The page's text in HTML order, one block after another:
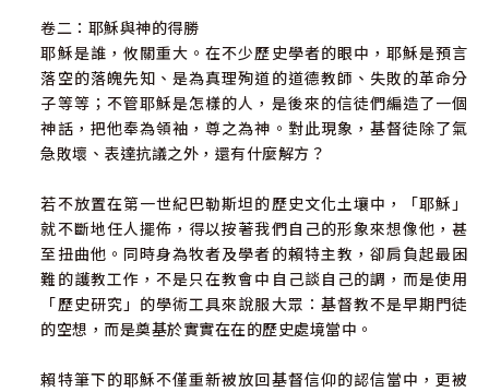
卷二：耶穌與神的得勝
耶穌是誰，攸關重大。在不少歷史學者的眼中，耶穌是預言
落空的落魄先知、是為真理殉道的道德教師、失敗的革命分
子等等；不管耶穌是怎樣的人，是後來的信徒們編造了一個
神話，把他奉為領袖，尊之為神。對此現象，基督徒除了氣
急敗壞、表達抗議之外，還有什麼解方？
若不放置在第一世紀巴勒斯坦的歷史文化土壤中，「耶穌」
就不斷地任人擺佈，得以按著我們自己的形象來想像他，甚
至扭曲他。同時身為牧者及學者的賴特主教，卻肩負起最困
難的護教工作，不是只在教會中自己談自己的調，而是使用
「歷史研究」的學術工具來說服大眾：基督教不是早期門徒
的空想，而是奠基於實實在在的歷史處境當中。
賴特筆下的耶穌不僅重新被放回基督信仰的認信當中，更被